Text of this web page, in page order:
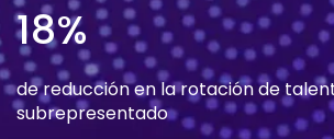
18%
de reducción en la rotación de
subrepresentado